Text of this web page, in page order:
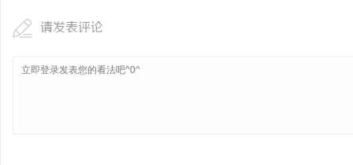
请发表评论